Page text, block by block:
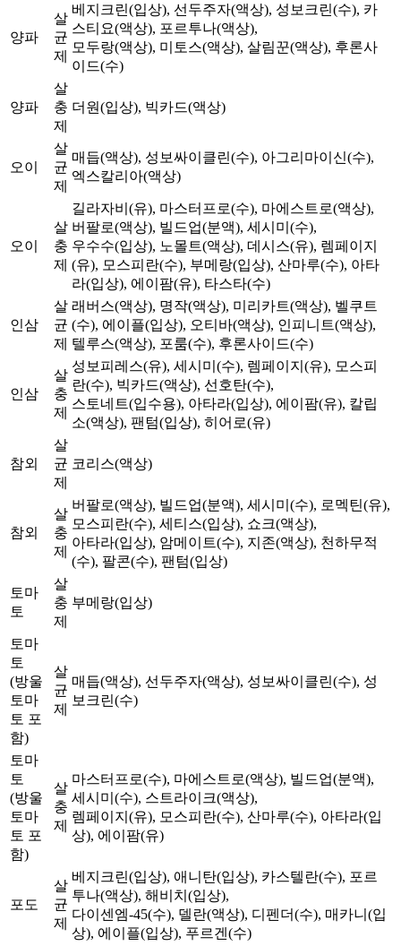
양파
살
균
제
베지크린(입상), 선두주자(액상), 성보크린(수), 카
스티요(액상), 포르투나(액상),
모두랑(액상), 미토스(액상), 살림꾼(액상), 후론사
이드(수)
양파
살
충
제
더원(입상), 빅카드(액상)
오이
살
균
제
매듭(액상), 성보싸이클린(수), 아그리마이신(수),
엑스칼리아(액상)
오이
살
충
제
길라자비(유), 마스터프로(수), 마에스트로(액상),
버팔로(액상), 빌드업(분액), 세시미(수),
우수수(입상), 노몰트(액상), 데시스(유), 렘페이지
(유), 모스피란(수), 부메랑(입상), 산마루(수), 아타
라(입상), 에이팜(유), 타스타(수)
인삼
살
균
제
래버스(액상), 명작(액상), 미리카트(액상), 벨쿠트
(수), 에이플(입상), 오티바(액상), 인피니트(액상),
텔루스(액상), 포룸(수), 후론사이드(수)
인삼
살
충
제
성보피레스(유), 세시미(수), 렘페이지(유), 모스피
란(수), 빅카드(액상), 선호탄(수),
스토네트(입수용), 아타라(입상), 에이팜(유), 칼립
소(액상), 팬텀(입상), 히어로(유)
참외
살
균
제
코리스(액상)
참외
살
충
제
버팔로(액상), 빌드업(분액), 세시미(수), 로멕틴(유),
모스피란(수), 세티스(입상), 쇼크(액상),
아타라(입상), 암메이트(수), 지존(액상), 천하무적
(수), 팔콘(수), 팬텀(입상)
토마
토
살
충
제
부메랑(입상)
토마
토
(방울
토마
토 포
함)
살
균
제
매듭(액상), 선두주자(액상), 성보싸이클린(수), 성
보크린(수)
토마
토
(방울
토마
토 포
함)
살
충
제
마스터프로(수), 마에스트로(액상), 빌드업(분액),
세시미(수), 스트라이크(액상),
렘페이지(유), 모스피란(수), 산마루(수), 아타라(입
상), 에이팜(유)
포도
살
균
제
베지크린(입상), 애니탄(입상), 카스텔란(수), 포르
투나(액상), 해비치(입상),
다이센엠-45(수), 델란(액상), 디펜더(수), 매카니(입
상), 에이플(입상), 푸르겐(수)